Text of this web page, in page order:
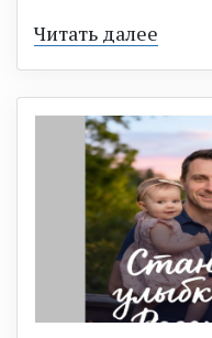
Читать далее